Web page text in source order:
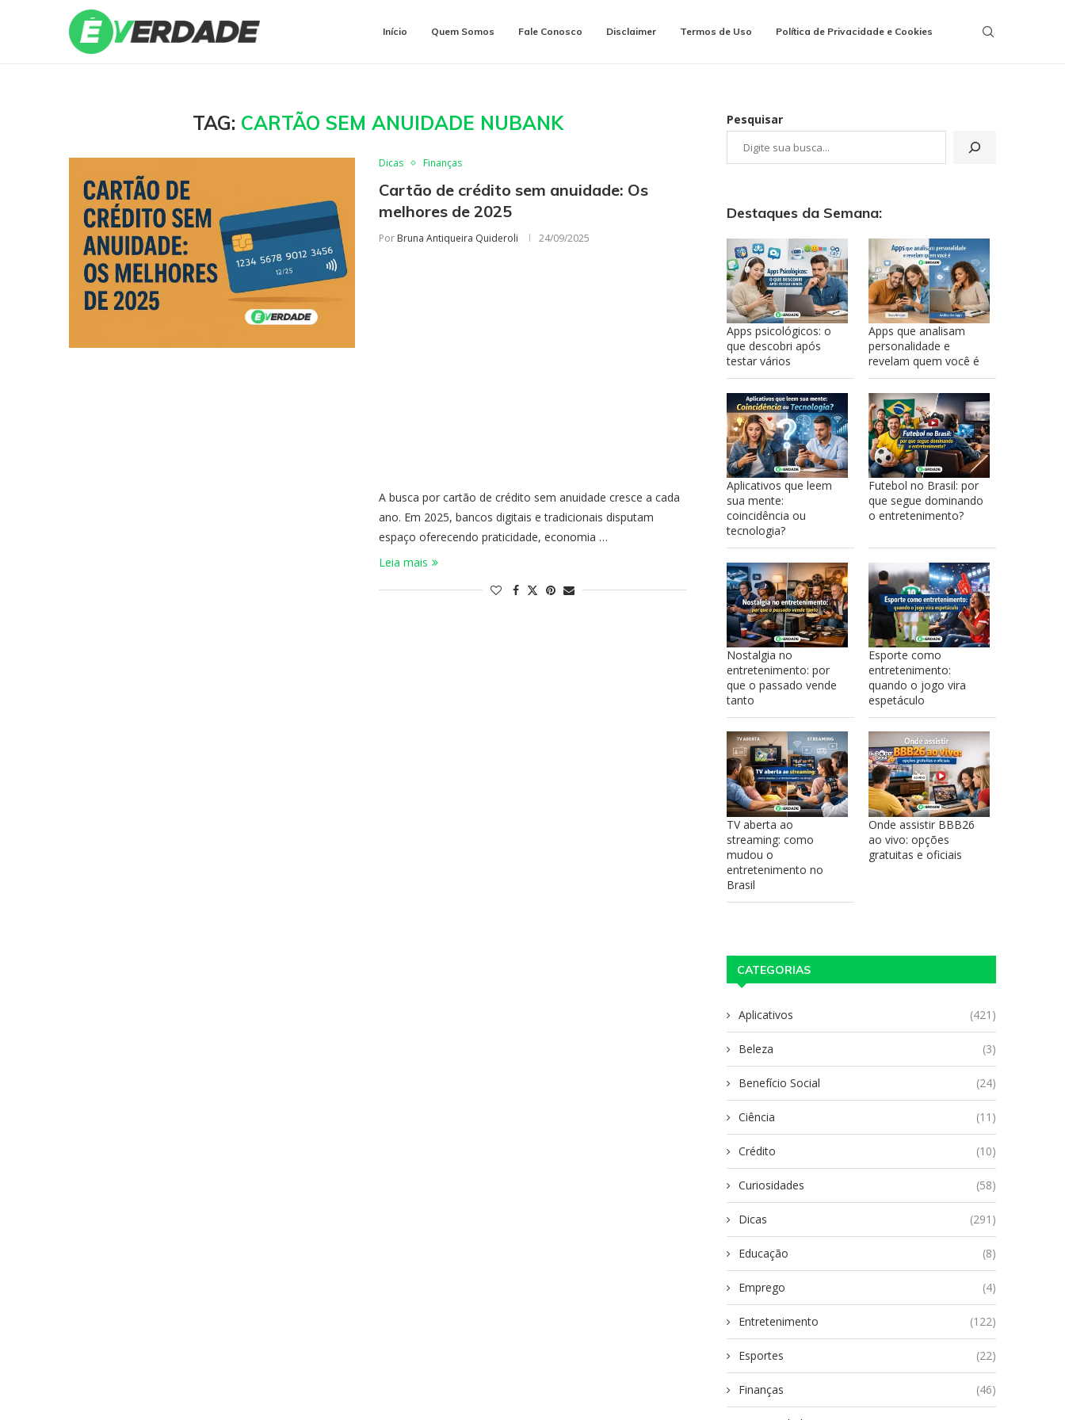
Início Quem Somos Fale Conosco Disclaimer Termos de Uso Política de Privacidade e Cookies
TAG: CARTÃO SEM ANUIDADE NUBANK
Dicas Finanças
Cartão de crédito sem anuidade: Os
melhores de 2025
Por Bruna Antiqueira Quideroli 24/09/2025
A busca por cartão de crédito sem anuidade cresce a cada
ano. Em 2025, bancos digitais e tradicionais disputam
espaço oferecendo praticidade, economia …
Leia mais
Pesquisar
Destaques da Semana:
Apps psicológicos: o
que descobri após
testar vários
Apps que analisam
personalidade e
revelam quem você é
Aplicativos que leem
sua mente:
coincidência ou
tecnologia?
Futebol no Brasil: por
que segue dominando
o entretenimento?
Nostalgia no
entretenimento: por
que o passado vende
tanto
Esporte como
entretenimento:
quando o jogo vira
espetáculo
TV aberta ao
streaming: como
mudou o
entretenimento no
Brasil
Onde assistir BBB26
ao vivo: opções
gratuitas e oficiais
CATEGORIAS
Aplicativos (421)
Beleza (3)
Benefício Social (24)
Ciência (11)
Crédito (10)
Curiosidades (58)
Dicas (291)
Educação (8)
Emprego (4)
Entretenimento (122)
Esportes (22)
Finanças (46)